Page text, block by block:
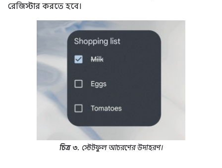
রেজিস্টার করতে হবে।
চিত্র ৩. স্টেটফুল আচরণের উদাহরণ।